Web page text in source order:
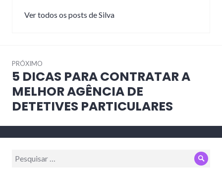
Ver todos os posts de Silva
de
Post
PRÓXIMO
Próximo
post:
5 DICAS PARA CONTRATAR A
MELHOR AGÊNCIA DE
DETETIVES PARTICULARES
Pesquisar